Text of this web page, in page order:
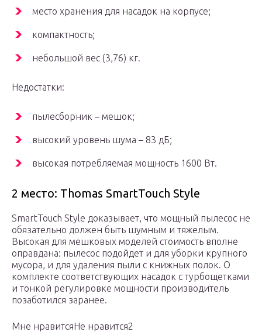
место хранения для насадок на корпусе;
компактность;
небольшой вес (3,76) кг.
Недостатки:
пылесборник – мешок;
высокий уровень шума – 83 дБ;
высокая потребляемая мощность 1600 Вт.
2 место: Thomas SmartTouch Style
SmartTouch Style доказывает, что мощный пылесос не
обязательно должен быть шумным и тяжелым.
Высокая для мешковых моделей стоимость вполне
оправдана: пылесос подойдет и для уборки крупного
мусора, и для удаления пыли с книжных полок. О
комплекте соответствующих насадок с турбощетками
и тонкой регулировке мощности производитель
позаботился заранее.
Мне нравитсяНе нравится2